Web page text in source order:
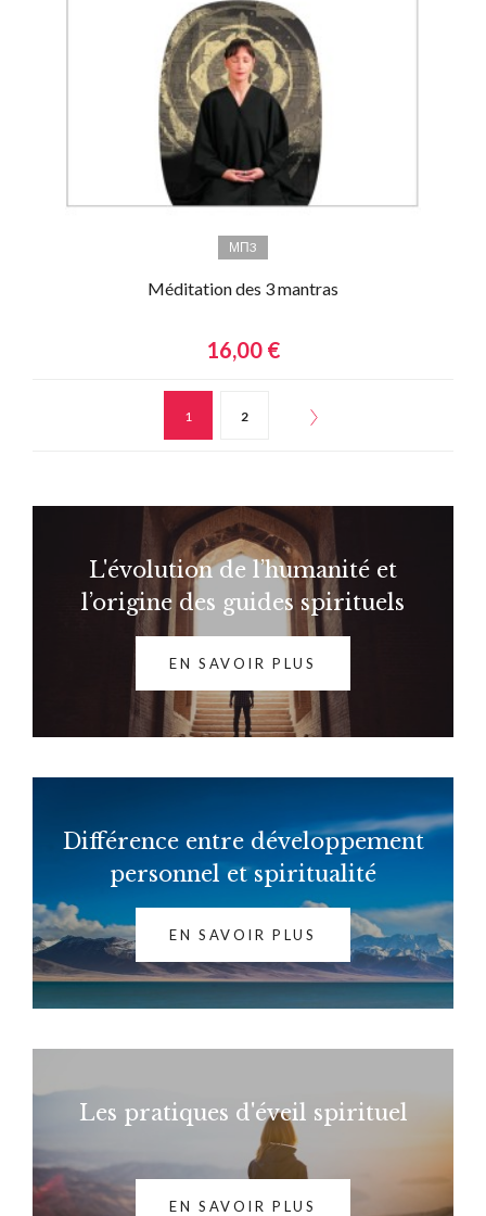
МП3
Méditation des 3 mantras
16,00 €
1 2
L'évolution de l’humanité et
l’origine des guides spirituels
EN SAVOIR PLUS
Différence entre développement
personnel et spiritualité
EN SAVOIR PLUS
Les pratiques d'éveil spirituel
EN SAVOIR PLUS